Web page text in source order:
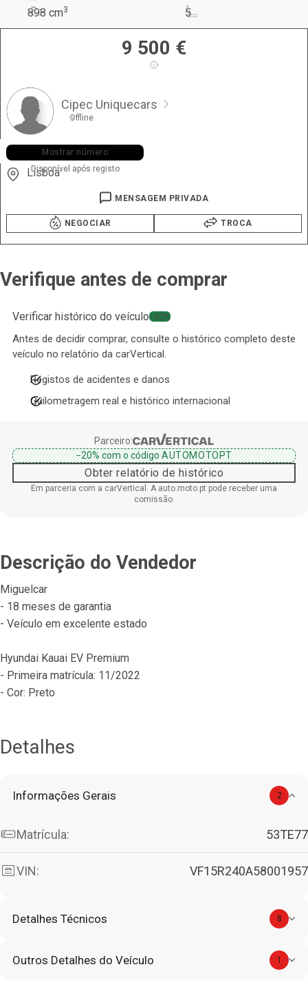
898 cm3 5
9 500 €
Cipec Uniquecars
Offline
+351 918 ••• •63
Mostrar número
Disponível após registo
Lisboa
MENSAGEM PRIVADA
NEGOCIAR TROCA
Verifique antes de comprar
Verificar histórico do veículo−20%
Antes de decidir comprar, consulte o histórico completo deste
veículo no relatório da carVertical.
Registos de acidentes e danos
Quilometragem real e histórico internacional
Parceiro:
−20%com o código AUTOMOTOPT
Obter relatório de histórico
Em parceria com a carVertical. A auto.moto.pt pode receber uma
comissão.
Descrição do Vendedor
Miguelcar
- 18 meses de garantia
- Veículo em excelente estado
Hyundai Kauai EV Premium
- Primeira matrícula: 11/2022
- Cor: Preto
Detalhes
Informações Gerais 2
Matrícula: 53TE77
VIN: VF15R240A58001957
Detalhes Técnicos 8
Outros Detalhes do Veículo 1